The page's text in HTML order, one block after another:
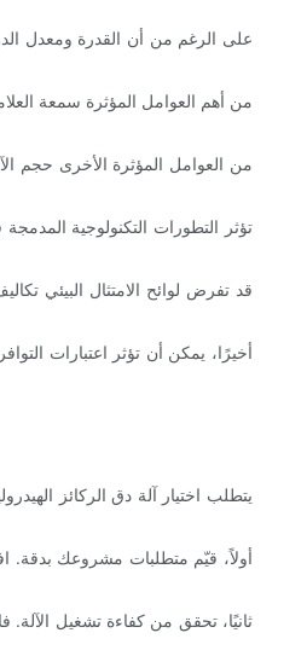
على الرغم من أن القدرة ومعدل
من أهم العوامل المؤثرة سمعة
من العوامل المؤثرة الأخرى حجم
تؤثر التطورات التكنولوجية
قد تفرض لوائح الامتثال البيئي
أخيرًا، يمكن أن تؤثر اعتبارات
يتطلب اختيار آلة دق الركائز
أولاً، قيّم متطلبات مشروعك بدقة.
ثانيًا، تحقق من كفاءة تشغيل الآلة.